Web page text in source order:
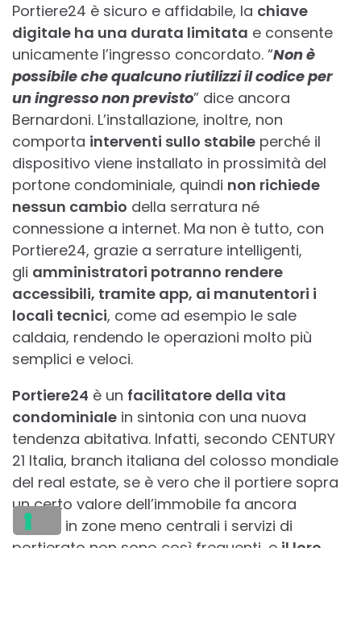
Portiere24 è sicuro e affidabile, la chiave
digitale ha una durata limitata e consente
unicamente l’ingresso concordato. “Non è
possibile che qualcuno riutilizzi il codice per
un ingresso non previsto” dice ancora
Bernardoni. L’installazione, inoltre, non
comporta interventi sullo stabile perché il
dispositivo viene installato in prossimità del
portone condominiale, quindi non richiede
nessun cambio della serratura né
connessione a internet. Ma non è tutto, con
Portiere24, grazie a serrature intelligenti,
gli amministratori potranno rendere
accessibili, tramite app, ai manutentori i
locali tecnici, come ad esempio le sale
caldaia, rendendo le operazioni molto più
semplici e veloci.
Portiere24 è un facilitatore della vita
condominiale in sintonia con una nuova
tendenza abitativa. Infatti, secondo CENTURY
21 Italia, branch italiana del colosso mondiale
del real estate, se è vero che il portiere sopra
un certo valore dell’immobile fa ancora
status, in zone meno centrali i servizi di
portierato non sono così frequenti, e il loro